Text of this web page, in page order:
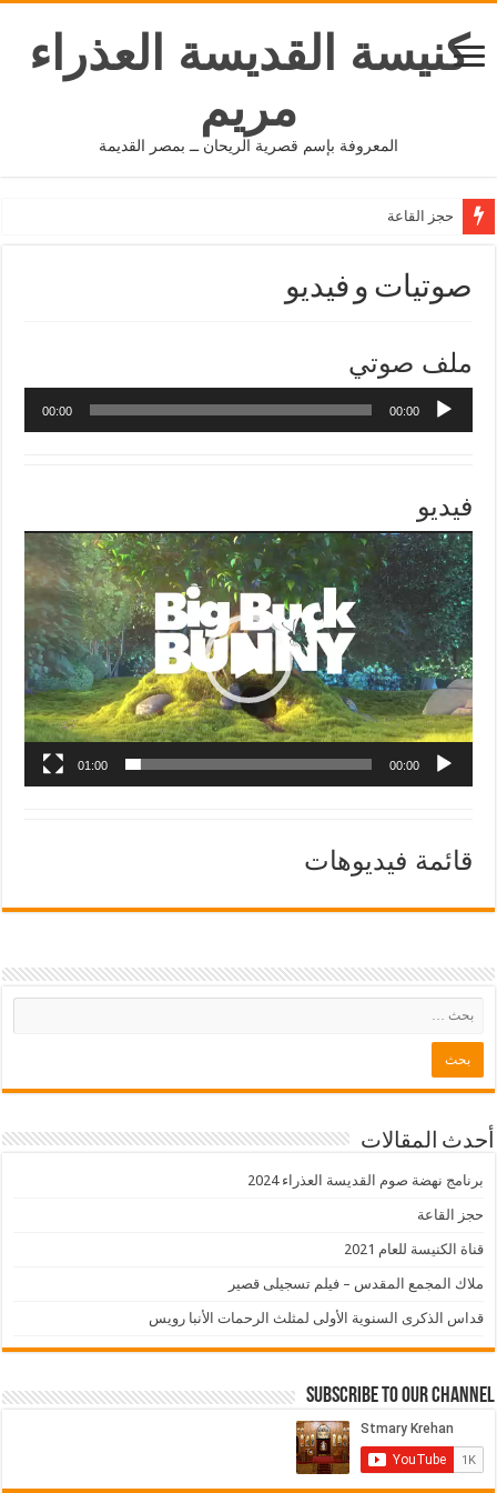
كنيسة القديسة العذراء
مريم
المعروفة بإسم قصرية الريحان ــ بمصر القديمة
حجز القاعة
صوتيات و فيديو
ملف صوتي
00:00
00:00
فيديو
00:00
01:00
قائمة فيديوهات
أحدث المقالات
برنامج نهضة صوم القديسة العذراء 2024
حجز القاعة
قناة الكنيسة للعام 2021
ملاك المجمع المقدس – فيلم تسجيلى قصير
قداس الذكرى السنوية الأولى لمثلث الرحمات الأنبا رويس
Subscribe to our Channel